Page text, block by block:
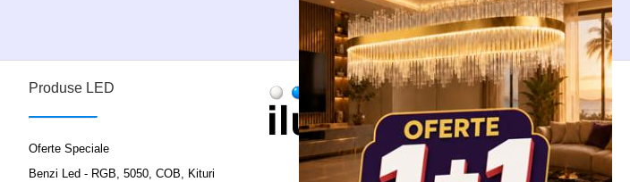
Produse LED
Oferte Speciale
Benzi Led - RGB, 5050, COB, Kituri